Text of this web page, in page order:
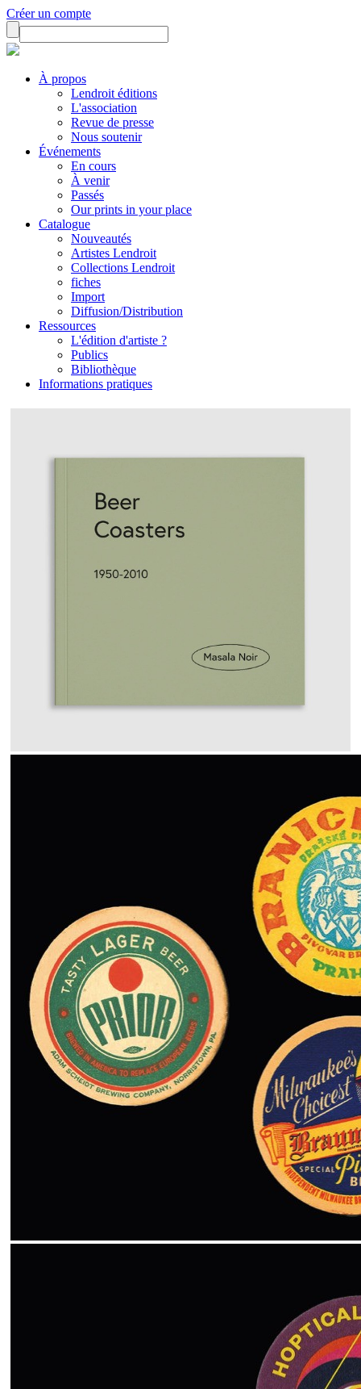
Créer un compte
À propos
Lendroit éditions
L'association
Revue de presse
Nous soutenir
Événements
En cours
À venir
Passés
Our prints in your place
Catalogue
Nouveautés
Artistes Lendroit
Collections Lendroit
fiches
Import
Diffusion/Distribution
Ressources
L'édition d'artiste ?
Publics
Bibliothèque
Informations pratiques